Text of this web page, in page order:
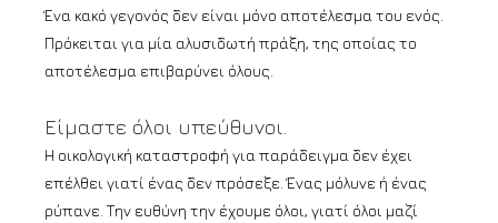
Ένα κακό γεγονός δεν είναι μόνο αποτέλεσμα του ενός.
Πρόκειται για μία αλυσιδωτή πράξη, της οποίας το
αποτέλεσμα επιβαρύνει όλους.
Είμαστε όλοι υπεύθυνοι.
Η οικολογική καταστροφή για παράδειγμα δεν έχει
επέλθει γιατί ένας δεν πρόσεξε. Ένας μόλυνε ή ένας
ρύπανε. Την ευθύνη την έχουμε όλοι, γιατί όλοι μαζί